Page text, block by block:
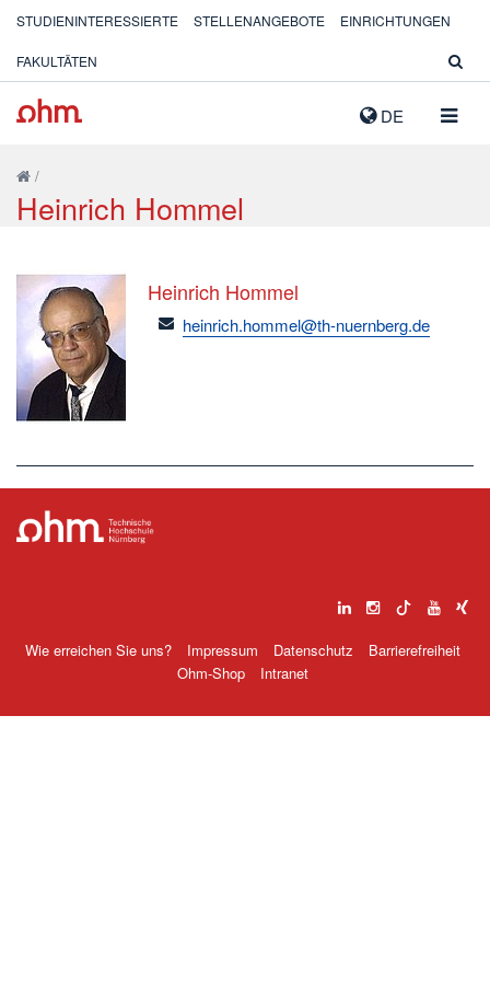
DE
STUDIENINTERESSIERTE STELLENANGEBOTE EINRICHTUNGEN
FAKULTÄTEN
/
Heinrich Hommel
Heinrich Hommel
email
heinrich.hommel@th-nuernberg.de
Wie erreichen Sie uns? Impressum Datenschutz
Barrierefreiheit
Ohm-Shop
Intranet